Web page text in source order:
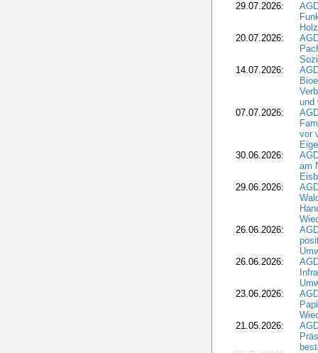
29.07.2026:
20.07.2026:
14.07.2026:
und
07.07.2026:
vor
30.06.2026:
am
29.06.2026:
26.06.2026:
26.06.2026:
23.06.2026:
21.05.2026: